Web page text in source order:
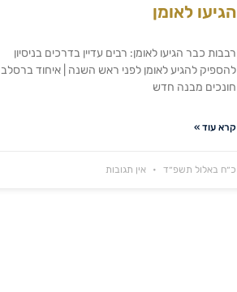
הגיעו לאומן
רבבות כבר הגיעו לאומן: רבים עדיין בדרכים בניסיון
להספיק להגיע לאומן לפני ראש השנה | איחוד ברסלב
חונכים מבנה חדש
קרא עוד »
כ״ח באלול תשפ״ד אין תגובות